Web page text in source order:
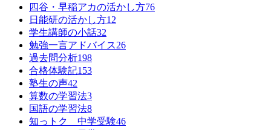
四谷・早稲アカの活かし方76
日能研の活かし方12
学生講師の小話32
勉強一言アドバイス26
過去問分析198
合格体験記153
塾生の声42
算数の学習法3
国語の学習法8
知っトク 中学受験46